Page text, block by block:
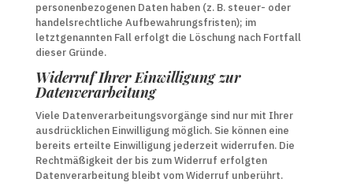
personenbezogenen Daten haben (z. B. steuer- oder
handelsrechtliche Aufbewahrungsfristen); im
letztgenannten Fall erfolgt die Löschung nach Fortfall
dieser Gründe.
Widerruf Ihrer Einwilligung zur
Datenverarbeitung
Viele Datenverarbeitungsvorgänge sind nur mit Ihrer
ausdrücklichen Einwilligung möglich. Sie können eine
bereits erteilte Einwilligung jederzeit widerrufen. Die
Rechtmäßigkeit der bis zum Widerruf erfolgten
Datenverarbeitung bleibt vom Widerruf unberührt.